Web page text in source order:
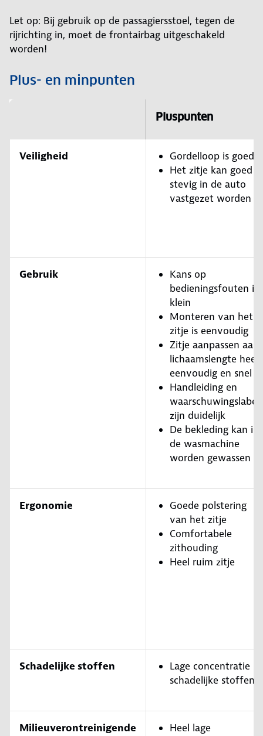
Let op: Bij gebruik op de passagiersstoel, tegen de
rijrichting in, moet de frontairbag uitgeschakeld
worden!
Plus- en minpunten
Pluspunten
Veiligheid
Gordelloop is goed
Het zitje kan goed
stevig in de auto
vastgezet worden
Gebruik
Kans op
bedieningsfouten is
klein
Monteren van het
zitje is eenvoudig
Zitje aanpassen aan
lichaamslengte heel
eenvoudig en snel
Handleiding en
waarschuwingslabels
zijn duidelijk
De bekleding kan in
de wasmachine
worden gewassen
Ergonomie
Goede polstering
van het zitje
Comfortabele
zithouding
Heel ruim zitje
Schadelijke stoffen
Lage concentratie
schadelijke stoffen
Milieuverontreinigende
Heel lage